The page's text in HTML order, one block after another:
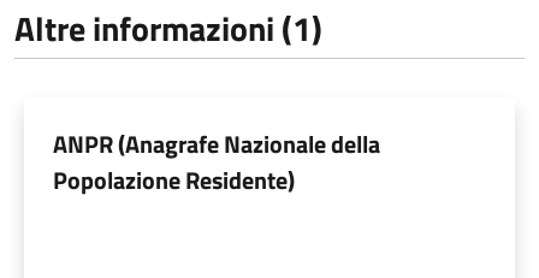
Altre informazioni (1)
ANPR (Anagrafe Nazionale della
Popolazione Residente)